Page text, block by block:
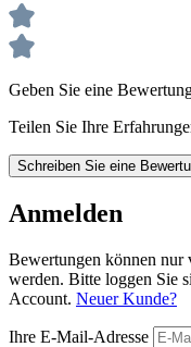
Geben Sie eine
Teilen Sie Ihre
Schreiben Sie eine
Anmelden
Bewertungen können nur
werden. Bitte loggen Sie
Account. Neuer Kunde?
Ihre E-Mail-Adresse